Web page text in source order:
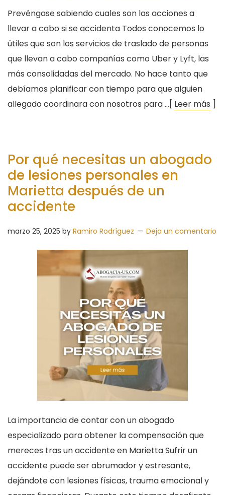
Prevéngase sabiendo cuales son las acciones a
llevar a cabo si se accidenta Todos conocemos lo
útiles que son los servicios de traslado de personas
que llevan a cabo compañías como Uber y Lyft, las
más consolidadas del mercado. No hace tanto que
debíamos planificar con tiempo para que alguien
allegado coordinara con nosotros para …[ Leer más ]
Por qué necesitas un abogado
de lesiones personales en
Marietta después de un
accidente
marzo 25, 2025 by Ramiro Rodríguez Deja un comentario
La importancia de contar con un abogado
especializado para obtener la compensación que
mereces tras un accidente en Marietta Sufrir un
accidente puede ser abrumador y estresante,
dejándote con lesiones físicas, trauma emocional y